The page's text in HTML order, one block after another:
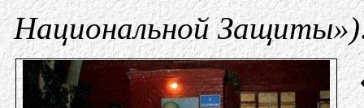
Национальной Защиты»)